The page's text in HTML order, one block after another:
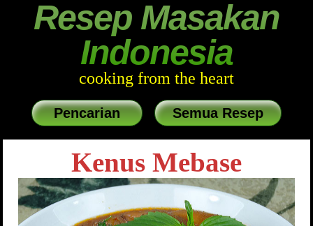
Resep Masakan
Indonesia
cooking from the heart
Pencarian Semua Resep
Kenus Mebase